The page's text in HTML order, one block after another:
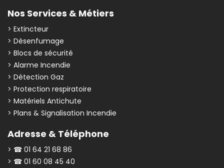
Nos Services & Métiers
> Extincteur
> Désenfumage
> Blocs de sécurité
> Alarme Incendie
> Détection Gaz
> Protection respiratoire
> Matériels Antichute
> Plans & Signalisation Incendie
Adresse & Téléphone
> ☎ 01 64 21 68 86
> ☎ 01 60 08 45 40